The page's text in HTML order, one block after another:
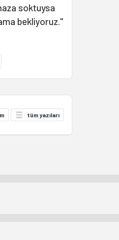
soktuysa
bekliyoruz."
tüm yazıları